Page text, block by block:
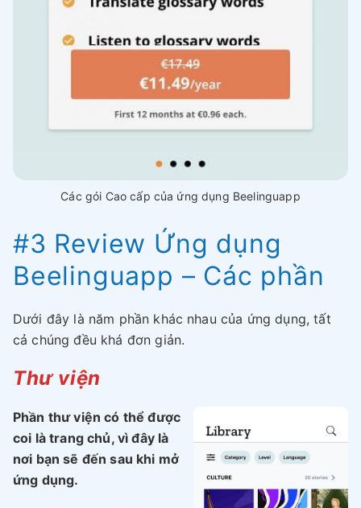
Các gói Cao cấp của ứng dụng Beelinguapp
#3 Review Ứng dụng
Beelinguapp – Các phần
Dưới đây là năm phần khác nhau của ứng dụng, tất
cả chúng đều khá đơn giản.
Thư viện
Phần thư viện có thể được
coi là trang chủ, vì đây là
nơi bạn sẽ đến sau khi mở
ứng dụng.